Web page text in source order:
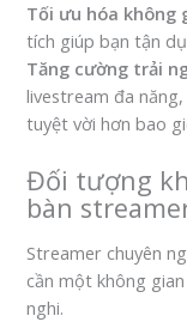
Tối ưu hóa không
tích giúp bạn tận
Tăng cường trải
livestream đa
tuyệt vời hơn bao
Đối tượng
bàn
Streamer chuyên
cần một không
nghi.